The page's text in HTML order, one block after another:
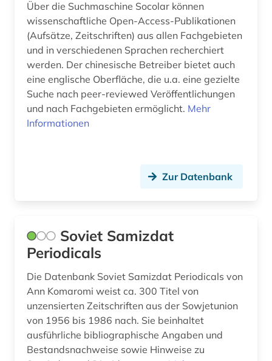
nordamerikastudien (1)
norwegen (1)
online-publikation (1)
open access (3)
persisch (1)
physik (2)
polen (1)
politik (1)
politikwissenschaft (1)
politische philosophie (1)
Über die Suchmaschine Socolar können
wissenschaftliche Open-Access-Publikationen
(Aufsätze, Zeitschriften) aus allen Fachgebieten
und in verschiedenen Sprachen recherchiert
werden. Der chinesische Betreiber bietet auch
eine englische Oberfläche, die u.a. eine gezielte
Suche nach peer-reviewed Veröffentlichungen
und nach Fachgebieten ermöglicht. Mehr
Informationen
Zur Datenbank
Soviet Samizdat
Periodicals
Die Datenbank Soviet Samizdat Periodicals von
Ann Komaromi weist ca. 300 Titel von
unzensierten Zeitschriften aus der Sowjetunion
von 1956 bis 1986 nach. Sie beinhaltet
ausführliche bibliographische Angaben und
Bestandsnachweise sowie Hinweise zu